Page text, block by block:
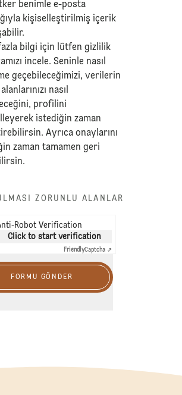
benimle e-posta
kişiselleştirilmiş içerik
bilgi için lütfengizlilik
incele. Seninle nasıl
geçebileceğimizi, verilerin
nasıl
profilini
istediğin zaman
Ayrıca onaylarını
zaman tamamen geri
ZORUNLU ALANLAR
Robot Verification
Click to start verification
FriendlyCaptcha ⇗
FORMU GÖNDER